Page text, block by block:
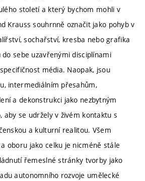
století a který bychom mohli v
Krauss souhrnně označit jako pohyb v
sochařství, kresba nebo grafika
sebe uzavřenými disciplínami
média. Naopak, jsou
intermediálním přesahům,
a dekonstrukci jako nezbytným
aby se udržely v živém kontaktu s
a kulturní realitou. Všem
oboru jako celku je nicméně stále
řemeslné stránky tvorby jako
autonomního rozvoje umělecké